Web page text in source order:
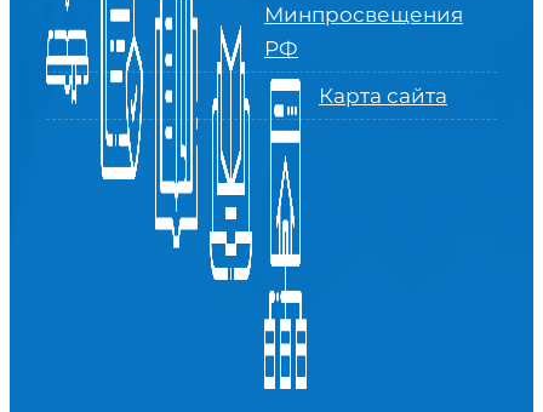
Минпросвещения
РФ
Карта сайта